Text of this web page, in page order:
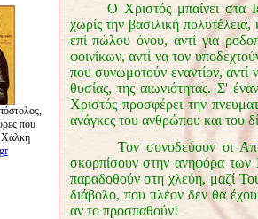
Ο Χριστός μπαίνει στα
χωρίς την βασιλική πολυτέλεια,
επί πώλου όνου, αντί για
φοινίκων, αντί να τον
που συνωμοτούν εναντίον, αντί
θυσίας, της αιωνιότητας. Σ'
Χριστός προσφέρει την
ανάγκες του ανθρώπου και του
Τον συνοδεύουν οι
σκορπίσουν στην ανηφόρα των
παραδοθούν στη χλεύη, μαζί
διάβολο, που πλέον δεν θα
αν το προσπαθούν!